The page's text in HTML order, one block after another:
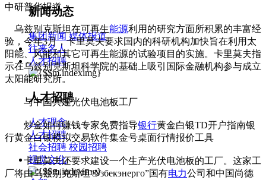
新闻动态
集团新闻 媒体报道
往来名人
人才招聘
人才招聘
人才理念
人才招聘
社会招聘 校园招聘
视觉文化
中研普华报道：
乌兹别克斯坦在可再生能源利用的研究方面所积累的丰富经
验，今年3月，卡里莫夫要求国内的科研机构加快旨在利用太
阳能、风能和其它可再生能源的试验项目的实施。卡里莫夫指
示在乌兹别克斯坦科学院的基础上吸引国际金融机构参与成立
太阳能研究所。
与中国共建光伏电池板工厂
炒金如何赚钱专家免费指导银行黄金白银TD开户指南银
行黄金白银模拟交易软件集金号桌面行情报价工具
卡里莫夫还要求建设一个生产光伏电池板的工厂。这家工
厂将由乌兹别克斯坦“Узбекэнерго”国有电力公司和中国尚德